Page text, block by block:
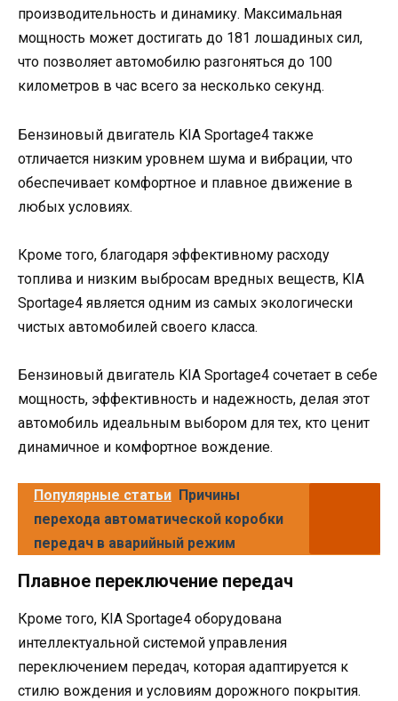
производительность и динамику. Максимальная
мощность может достигать до 181 лошадиных сил,
что позволяет автомобилю разгоняться до 100
километров в час всего за несколько секунд.
Бензиновый двигатель KIA Sportage4 также
отличается низким уровнем шума и вибрации, что
обеспечивает комфортное и плавное движение в
любых условиях.
Кроме того, благодаря эффективному расходу
топлива и низким выбросам вредных веществ, KIA
Sportage4 является одним из самых экологически
чистых автомобилей своего класса.
Бензиновый двигатель KIA Sportage4 сочетает в себе
мощность, эффективность и надежность, делая этот
автомобиль идеальным выбором для тех, кто ценит
динамичное и комфортное вождение.
Популярные статьи Причины
перехода автоматической коробки
передач в аварийный режим
Плавное переключение передач
Кроме того, KIA Sportage4 оборудована
интеллектуальной системой управления
переключением передач, которая адаптируется к
стилю вождения и условиям дорожного покрытия.